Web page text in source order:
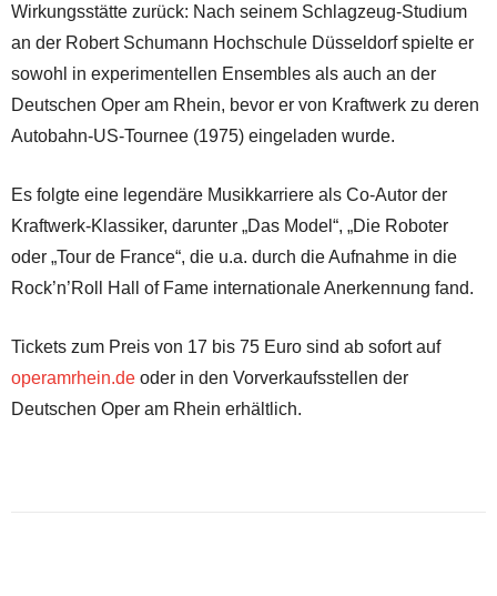
Wirkungsstätte zurück: Nach seinem Schlagzeug-Studium
an der Robert Schumann Hochschule Düsseldorf spielte er
sowohl in experimentellen Ensembles als auch an der
Deutschen Oper am Rhein, bevor er von Kraftwerk zu deren
Autobahn-US-Tournee (1975) eingeladen wurde.
Es folgte eine legendäre Musikkarriere als Co-Autor der
Kraftwerk-Klassiker, darunter „Das Model“, „Die Roboter
oder „Tour de France“, die u.a. durch die Aufnahme in die
Rock’n’Roll Hall of Fame internationale Anerkennung fand.
Tickets zum Preis von 17 bis 75 Euro sind ab sofort auf
operamrhein.de oder in den Vorverkaufsstellen der
Deutschen Oper am Rhein erhältlich.